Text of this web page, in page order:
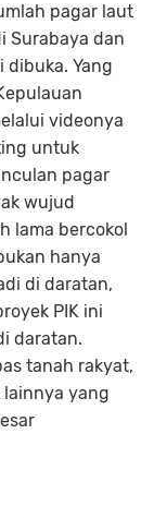
pagar laut
Surabaya dan
dibuka. Yang
videonya
untuk
pagar
wujud
lama bercokol
hanya
di daratan,
PIK ini
daratan.
tanah rakyat,
yang